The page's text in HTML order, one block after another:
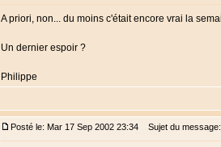
A priori, non... du moins c'était encore vrai la
Un dernier espoir ?
Philippe
Posté le: Mar 17 Sep 2002 23:34 Sujet du